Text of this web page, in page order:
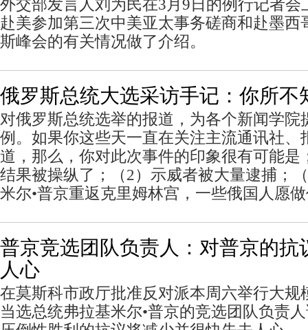
外交部发言人刘为民在3月9日的例行记者会
赴美参加第三次中美亚太事务磋商和赴墨西
斯峰会的有关情况做了介绍。
俄罗斯总统大选采访手记：你所不
对俄罗斯总统选举的报道，为各个新闻学院
例。如果你这些天一直在关注主流通讯社、
道，那么，你对此次事件的印象很有可能是
结果被操纵了；（2）示威者被大量逮捕；
米尔•普京重返克里姆林宫，一些俄国人愿
普京竞选团队负责人：对普京的抗
人心
在莫斯科市政厅批准反对派本周六举行大规
当选总统弗拉基米尔•普京的竞选团队负责